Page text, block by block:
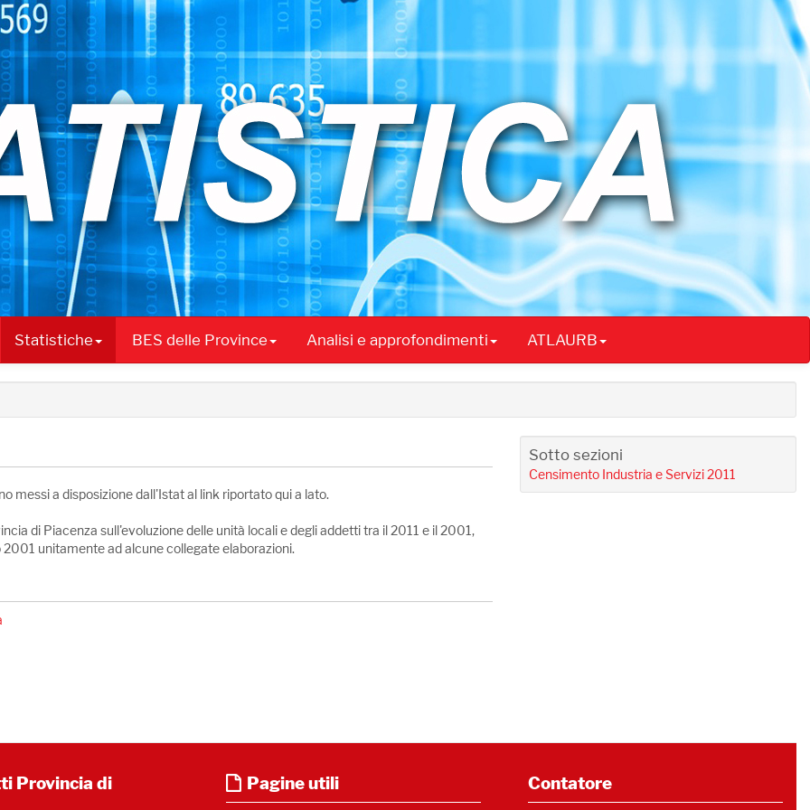
Statistiche BES delle Province Analisi e approfondimenti ATLAURB
messi a disposizione dall'Istat al link riportato qui a lato.
di Piacenza sull'evoluzione delle unità locali e degli addetti tra il 2011 e il 2001,
unitamente ad alcune collegate elaborazioni.
Sotto sezioni
Censimento Industria e Servizi 2011
Provincia di
Pagine utili Contatore